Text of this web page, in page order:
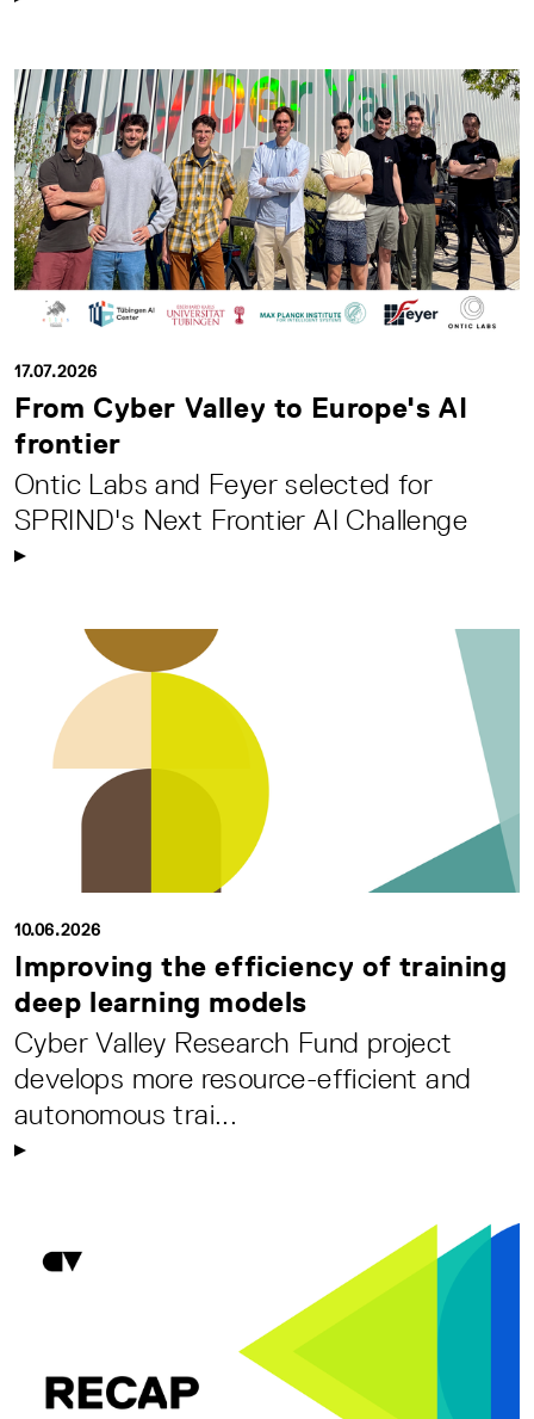
17.07.2026
From Cyber Valley to Europe's AI
frontier
Ontic Labs and Feyer selected for
SPRIND's Next Frontier AI Challenge
10.06.2026
Improving the efficiency of training
deep learning models
Cyber Valley Research Fund project
develops more resource-efficient and
autonomous trai...